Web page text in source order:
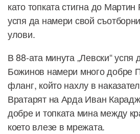
като топката стигна до
успя да намери свой
улови.
В 88-ата минута „Левски“
Божинов намери много добре
фланг, който нахлу в
Вратарят на Арда Иван
добре и топката мина между
което влезе в мрежата.